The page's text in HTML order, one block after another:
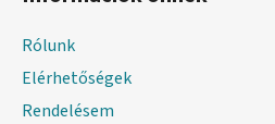
Rólunk
Elérhetőségek
Rendelésem